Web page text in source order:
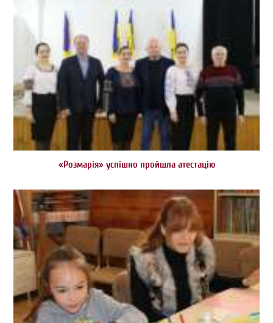
«Розмарія» успішно пройшла атестацію